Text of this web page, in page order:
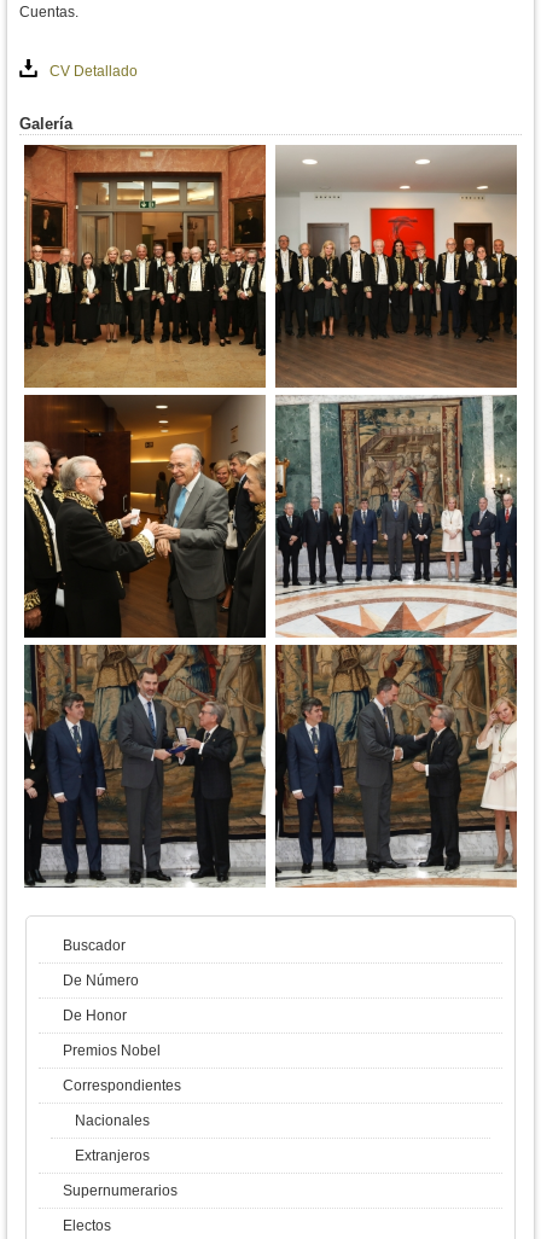
Cuentas.
CV Detallado
Galería
Buscador
De Número
De Honor
Premios Nobel
Correspondientes
Nacionales
Extranjeros
Supernumerarios
Electos